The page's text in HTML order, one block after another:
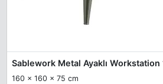
Sablework Metal Ayaklı Workstation
160 x 160 x 75 cm